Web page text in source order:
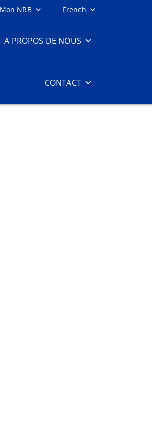
Mon NRB French
A PROPOS DE NOUS
CONTACT